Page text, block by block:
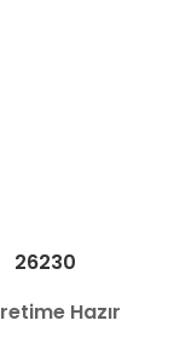
26230
Hazır